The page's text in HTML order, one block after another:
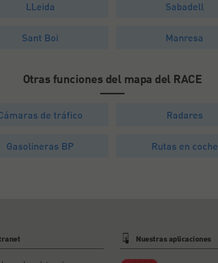
LLeida Sabadell
Sant Boi Manresa
Otras funciones del mapa del RACE
de tráfico Radares
Gasolineras BP Rutas en coche
Nuestras aplicaciones